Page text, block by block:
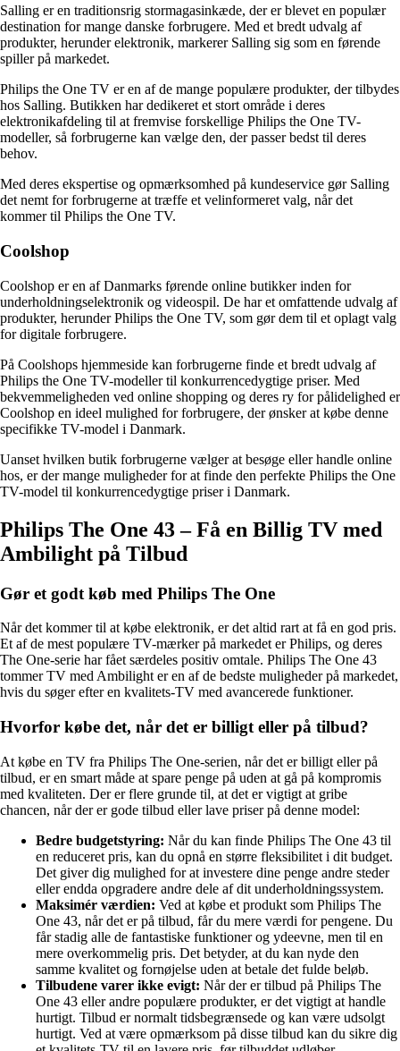
Salling er en traditionsrig stormagasinkæde, der er blevet en populær
destination for mange danske forbrugere. Med et bredt udvalg af
produkter, herunder elektronik, markerer Salling sig som en førende
spiller på markedet.
Philips the One TV er en af de mange populære produkter, der tilbydes
hos Salling. Butikken har dedikeret et stort område i deres
elektronikafdeling til at fremvise forskellige Philips the One TV-
modeller, så forbrugerne kan vælge den, der passer bedst til deres
behov.
Med deres ekspertise og opmærksomhed på kundeservice gør Salling
det nemt for forbrugerne at træffe et velinformeret valg, når det
kommer til Philips the One TV.
Coolshop
Coolshop er en af Danmarks førende online butikker inden for
underholdningselektronik og videospil. De har et omfattende udvalg af
produkter, herunder Philips the One TV, som gør dem til et oplagt valg
for digitale forbrugere.
På Coolshops hjemmeside kan forbrugerne finde et bredt udvalg af
Philips the One TV-modeller til konkurrencedygtige priser. Med
bekvemmeligheden ved online shopping og deres ry for pålidelighed er
Coolshop en ideel mulighed for forbrugere, der ønsker at købe denne
specifikke TV-model i Danmark.
Uanset hvilken butik forbrugerne vælger at besøge eller handle online
hos, er der mange muligheder for at finde den perfekte Philips the One
TV-model til konkurrencedygtige priser i Danmark.
Philips The One 43 – Få en Billig TV med
Ambilight på Tilbud
Gør et godt køb med Philips The One
Når det kommer til at købe elektronik, er det altid rart at få en god pris.
Et af de mest populære TV-mærker på markedet er Philips, og deres
The One-serie har fået særdeles positiv omtale. Philips The One 43
tommer TV med Ambilight er en af ​​de bedste muligheder på markedet,
hvis du søger efter en kvalitets-TV med avancerede funktioner.
Hvorfor købe det, når det er billigt eller på tilbud?
At købe en TV fra Philips The One-serien, når det er billigt eller på
tilbud, er en smart måde at spare penge på uden at gå på kompromis
med kvaliteten. Der er flere grunde til, at det er vigtigt at gribe
chancen, når der er gode tilbud eller lave priser på denne model:
Bedre budgetstyring: Når du kan finde Philips The One 43 til
en reduceret pris, kan du opnå en større fleksibilitet i dit budget.
Det giver dig mulighed for at investere dine penge andre steder
eller endda opgradere andre dele af dit underholdningssystem.
Maksimér værdien: Ved at købe et produkt som Philips The
One 43, når det er på tilbud, får du mere værdi for pengene. Du
får stadig alle de fantastiske funktioner og ydeevne, men til en
mere overkommelig pris. Det betyder, at du kan nyde den
samme kvalitet og fornøjelse uden at betale det fulde beløb.
Tilbudene varer ikke evigt: Når der er tilbud på Philips The
One 43 eller andre populære produkter, er det vigtigt at handle
hurtigt. Tilbud er normalt tidsbegrænsede og kan være udsolgt
hurtigt. Ved at være opmærksom på disse tilbud kan du sikre dig